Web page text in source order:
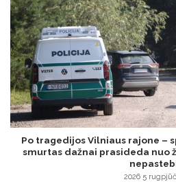
Po tragedijos Vilniaus rajone –
smurtas dažnai prasideda nuo
2026 5